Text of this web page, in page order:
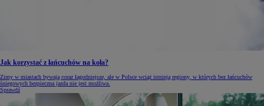
Jak korzystać z łańcuchów na koła?
Zimy w miastach bywają coraz łagodniejsze, ale w Polsce wciąż istnieją regiony, w których bez łańcuchów
śniegowych bezpieczna jazda nie jest możliwa.
Sprawdź